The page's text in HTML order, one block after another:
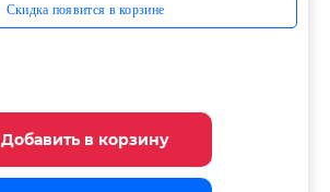
Скидка появится в корзине
Добавить в корзину
Добавить в корзину
Добавить в корзину